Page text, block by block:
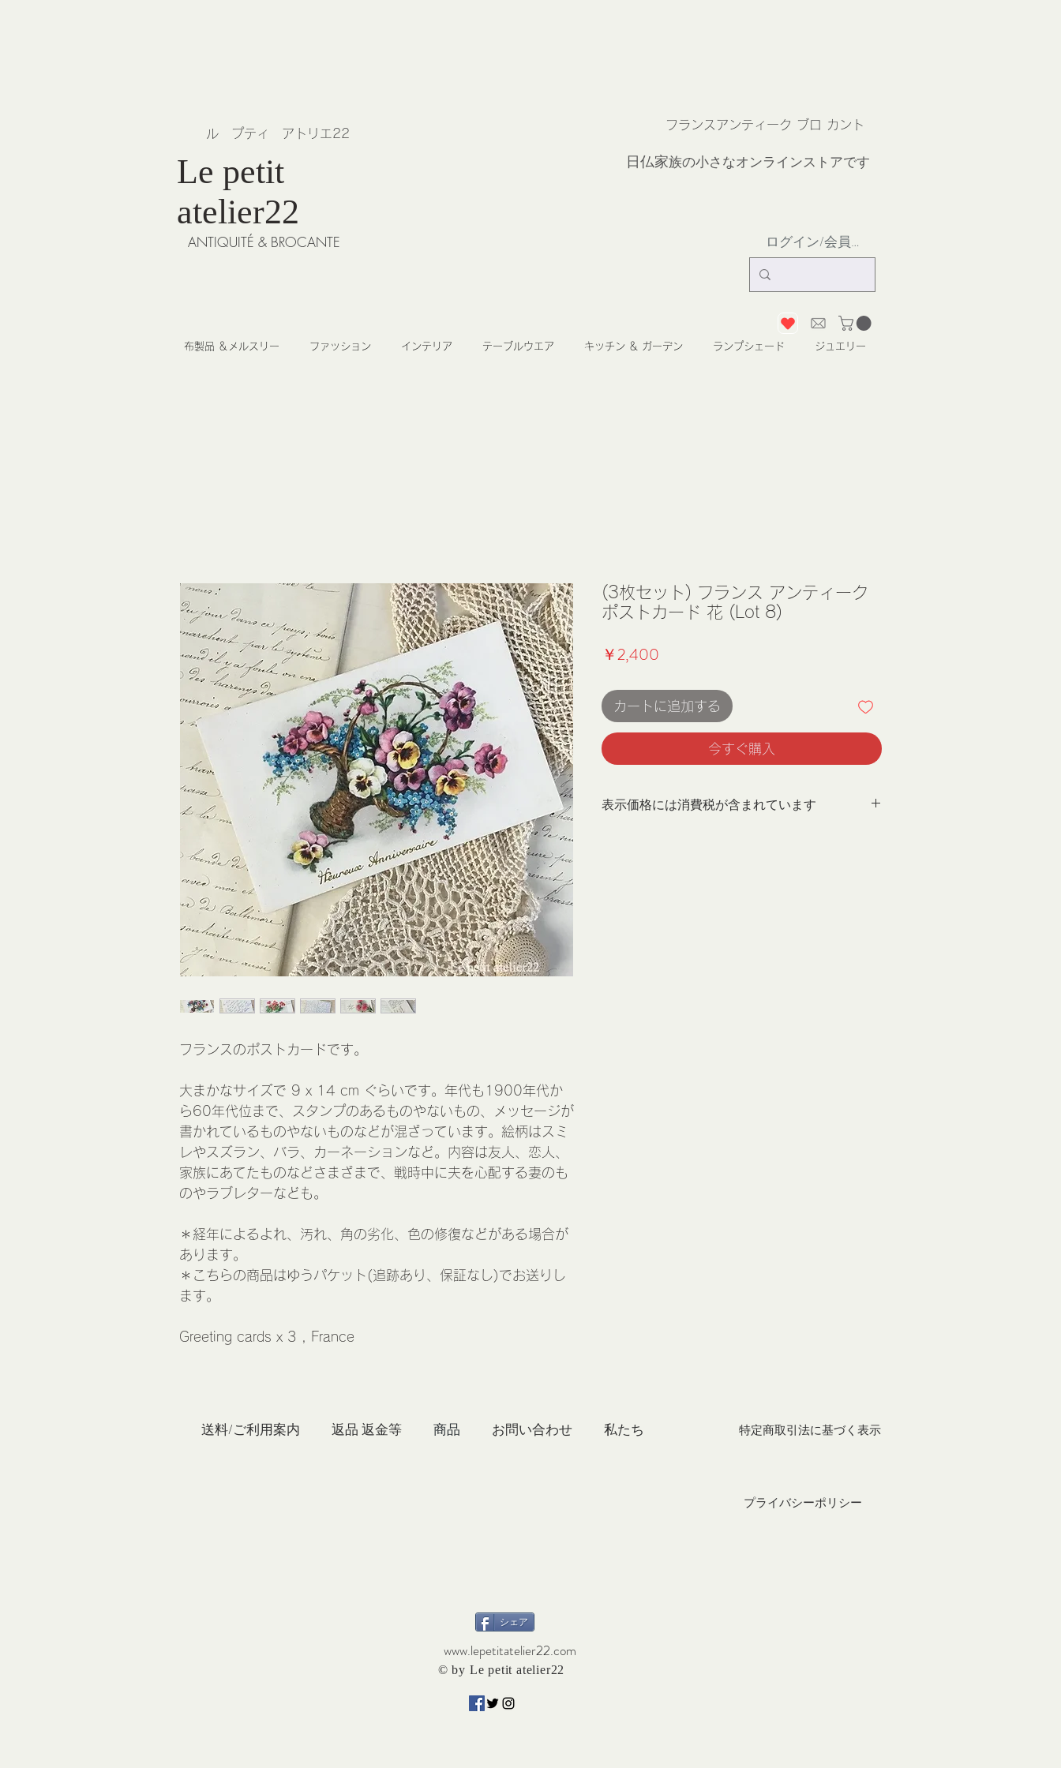
​ル プティ アトリエ22
Le petit
atelier22
ANTIQUITÉ & BROCANTE
フランス アンティーク ブロ カント
日仏家族の小さなオンラインストアです
ログイン/会員登録
フランスのポストカードです。
大まかなサイズで 9 x 14 cm ぐらいです。年代も1900年代か
ら60年代位まで、スタンプのあるものやないもの、メッセージが
書かれているものやないものなどが混ざっています。絵柄はスミ
レやスズラン、バラ、カーネーションなど。内容は友人、恋人、
家族にあてたものなどさまざまで、戦時中に夫を心配する妻のも
のやラブレターなども。
＊経年によるよれ、汚れ、角の劣化、色の修復などがある場合が
あります。
＊こちらの商品はゆうパケット(追跡あり、保証なし)でお送りし
ます。
Greeting cards x 3 , France
(3枚セット) フランス アンティーク
ポストカード 花 (Lot 8)
￥2,400
カートに追加する
今すぐ購入
表示価格には消費税が含まれています
布製品 ＆メルスリー ファッション インテリア テーブルウエア キッチン ＆ ガーデン ランプシェード ジュエリー
送料/ご利用案内 返品 返金等 商品 お問い合わせ 特定商取引法に基づく表示
プライバシーポリシー
シェア
www.lepetitatelier22.com
© by Le petit atelier22